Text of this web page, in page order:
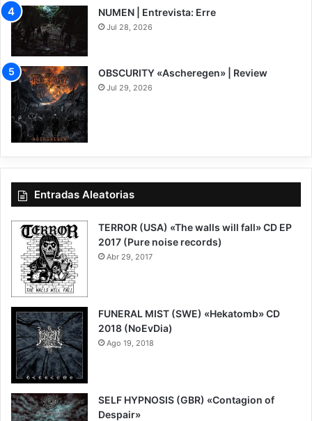
NUMEN | Entrevista: Erre
Jul 28, 2026
7.5
OBSCURITY «Ascheregen» | Review
Jul 29, 2026
Entradas Aleatorias
TERROR (USA) «The walls will fall» CD EP
2017 (Pure noise records)
Abr 29, 2017
9
FUNERAL MIST (SWE) «Hekatomb» CD
2018 (NoEvDia)
Ago 19, 2018
SELF HYPNOSIS (GBR) «Contagion of
Despair»